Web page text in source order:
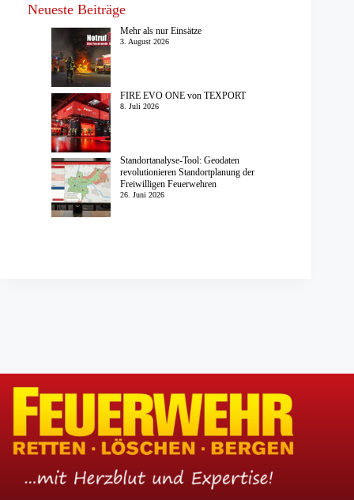
Neueste Beiträge
Mehr als nur Einsätze
3. August 2026
FIRE EVO ONE von TEXPORT
8. Juli 2026
Standortanalyse-Tool: Geodaten
revolutionieren Standortplanung der
Freiwilligen Feuerwehren
26. Juni 2026